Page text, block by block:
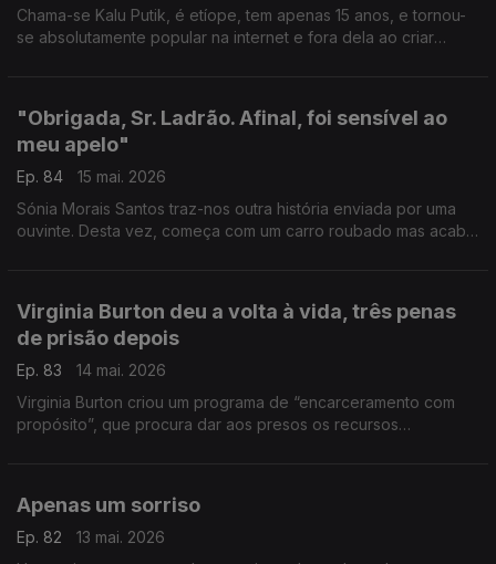
Chama-se Kalu Putik, é etíope, tem apenas 15 anos, e tornou-
se absolutamente popular na internet e fora dela ao criar
"Obrigada, Sr. Ladrão. Afinal, foi sensível ao
meu apelo"
Ep. 84
15 mai. 2026
Sónia Morais Santos traz-nos outra história enviada por uma
ouvinte. Desta vez, começa com um carro roubado mas acaba
Virginia Burton deu a volta à vida, três penas
de prisão depois
Ep. 83
14 mai. 2026
Virginia Burton criou um programa de “encarceramento com
propósito”, que procura dar aos presos os recursos
Apenas um sorriso
Ep. 82
13 mai. 2026